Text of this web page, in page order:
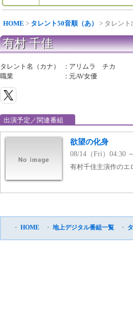
HOME > タレント50音順（あ） > タレント
有村 千佳
タレント名（カナ） ： アリムラ チカ
職業
： 元AV女優
出演予定／関連番組
欲望の化身
08/14（Fri）04:30
有村千佳主演作のエ
・ HOME ・ 地上デジタル番組一覧 ・